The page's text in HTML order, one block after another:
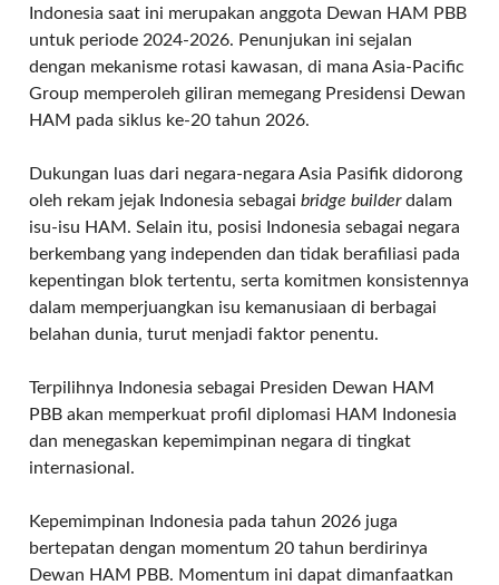
Indonesia saat ini merupakan anggota Dewan HAM PBB
untuk periode 2024-2026. Penunjukan ini sejalan
dengan mekanisme rotasi kawasan, di mana Asia-Pacific
Group memperoleh giliran memegang Presidensi Dewan
HAM pada siklus ke-20 tahun 2026.
Dukungan luas dari negara-negara Asia Pasifik didorong
oleh rekam jejak Indonesia sebagai bridge builderdalam
isu-isu HAM. Selain itu, posisi Indonesia sebagai negara
berkembang yang independen dan tidak berafiliasi pada
kepentingan blok tertentu, serta komitmen konsistennya
dalam memperjuangkan isu kemanusiaan di berbagai
belahan dunia, turut menjadi faktor penentu.
Terpilihnya Indonesia sebagai Presiden Dewan HAM
PBB akan memperkuat profil diplomasi HAM Indonesia
dan menegaskan kepemimpinan negara di tingkat
internasional.
Kepemimpinan Indonesia pada tahun 2026 juga
bertepatan dengan momentum 20 tahun berdirinya
Dewan HAM PBB. Momentum ini dapat dimanfaatkan